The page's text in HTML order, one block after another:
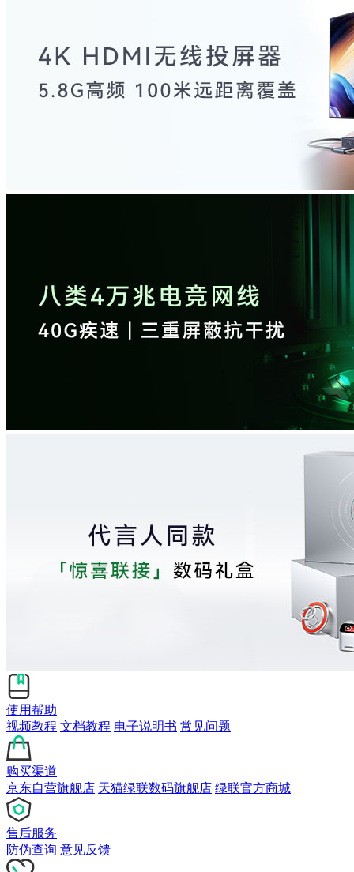
使用帮助
视频教程 文档教程 电子说明书 常见问题
购买渠道
京东自营旗舰店 天猫绿联数码旗舰店 绿联官方商城
售后服务
防伪查询 意见反馈